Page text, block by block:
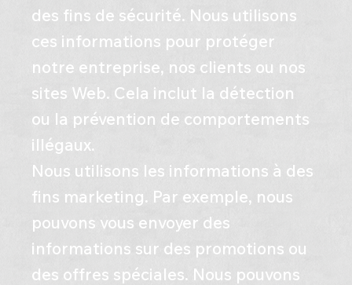
des fins de sécurité. Nous utilisons
ces informations pour protéger
notre entreprise, nos clients ou nos
sites Web. Cela inclut la détection
ou la prévention de comportements
illégaux.
Nous utilisons les informations à des
fins marketing. Par exemple, nous
pouvons vous envoyer des
informations sur des promotions ou
des offres spéciales. Nous pouvons